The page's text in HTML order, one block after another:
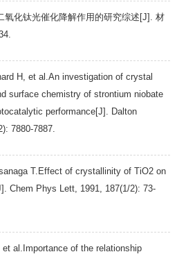
氧化钛光催化降解作用的研究综述[J]. 材
H
, et al.An investigation of crystal
surface chemistry of strontium niobate
performance[J].
Dalton
7880-7887.
T.Effect of crystallinity of TiO2 on
Chem Phys Lett 1991 187(1/2): 73-
, et al.Importance of the relationship